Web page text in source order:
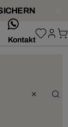
Kontakt